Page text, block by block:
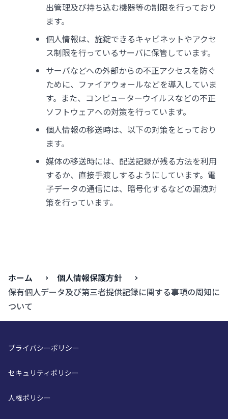
出管理及び持ち込む機器等の制限を行っており
ます。
個人情報は、施錠できるキャビネットやアクセ
ス制限を行っているサーバに保管しています。
サーバなどへの外部からの不正アクセスを防ぐ
ために、ファイアウォールなどを導入していま
す。また、コンピューターウイルスなどの不正
ソフトウェアへの対策を行っています。
個人情報の移送時は、以下の対策をとっており
ます。
媒体の移送時には、配送記録が残る方法を利用
するか、直接手渡しするようにしています。電
子データの通信には、暗号化するなどの漏洩対
策を行っています。
ホーム
個人情報保護方針
保有個人データ及び第三者提供記録に関する事項の周知に
ついて
プライバシーポリシー
セキュリティポリシー
人権ポリシー